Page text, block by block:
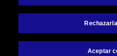
Pólizas de
PracticesAceptar